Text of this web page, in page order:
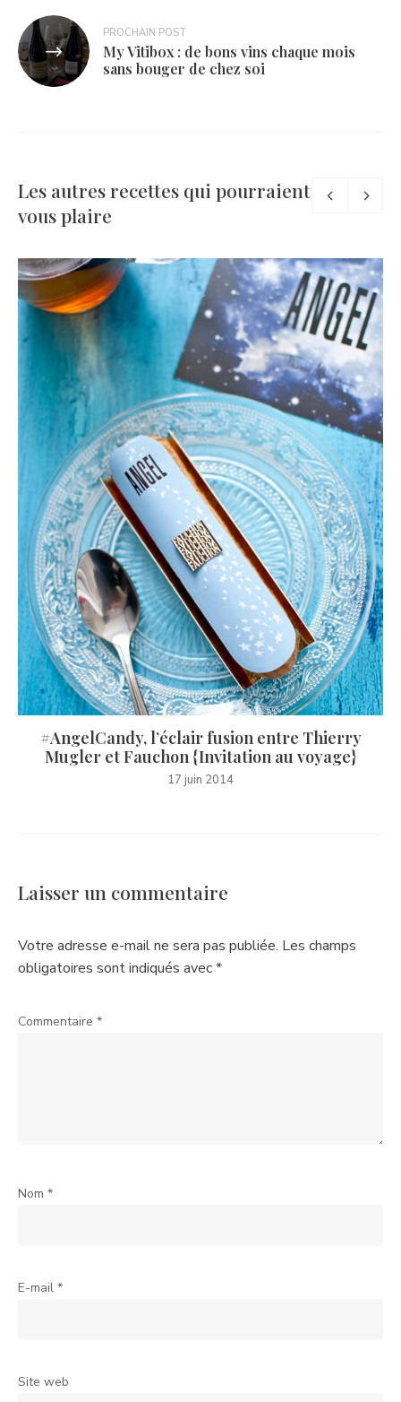
PROCHAIN POST
My Vitibox : de bons vins chaque mois
sans bouger de chez soi
Les autres recettes qui pourraient
vous plaire
#AngelCandy, l’éclair fusion entre Thierry
Mugler et Fauchon {Invitation au voyage}
17 juin 2014
Laisser un commentaire
Votre adresse e-mail ne sera pas publiée. Les champs
obligatoires sont indiqués avec*
Commentaire *
Nom *
E-mail *
Site web